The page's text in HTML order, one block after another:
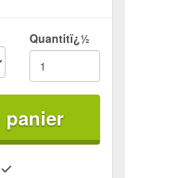
Quantitï¿½
panier